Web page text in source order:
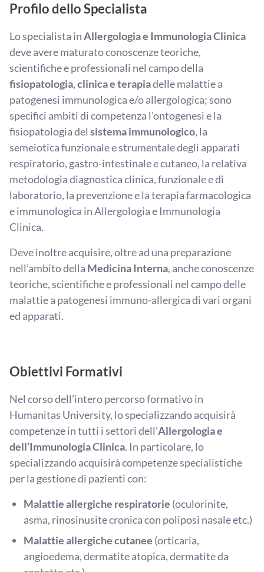
Profilo dello Specialista
Lo specialista inAllergologia e Immunologia Clinica
deve avere maturato conoscenze teoriche,
scientifiche e professionali nel campo della
fisiopatologia, clinica e terapiadelle malattie a
patogenesi immunologica e/o allergologica; sono
specifici ambiti di competenza l’ontogenesi e la
fisiopatologia del sistema immunologico, la
semeiotica funzionale e strumentale degli apparati
respiratorio, gastro-intestinale e cutaneo, la relativa
metodologia diagnostica clinica, funzionale e di
laboratorio, la prevenzione e la terapia farmacologica
e immunologica in Allergologia e Immunologia
Clinica.
Deve inoltre acquisire, oltre ad una preparazione
nell’ambito della Medicina Interna, anche conoscenze
teoriche, scientifiche e professionali nel campo delle
malattie a patogenesi immuno-allergica di vari organi
ed apparati.
Obiettivi Formativi
Nel corso dell’intero percorso formativo in
Humanitas University, lo specializzando acquisirà
competenze in tutti i settori dell’Allergologia e
dell’Immunologia Clinica. In particolare, lo
specializzando acquisirà competenze specialistiche
per la gestione di pazienti con:
Malattie allergiche respiratorie (oculorinite,
asma, rinosinusite cronica con poliposi nasale etc.)
Malattie allergiche cutanee (orticaria,
angioedema, dermatite atopica, dermatite da